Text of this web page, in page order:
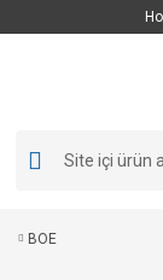
BOE